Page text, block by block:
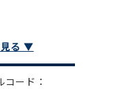
見る ▼
コード：